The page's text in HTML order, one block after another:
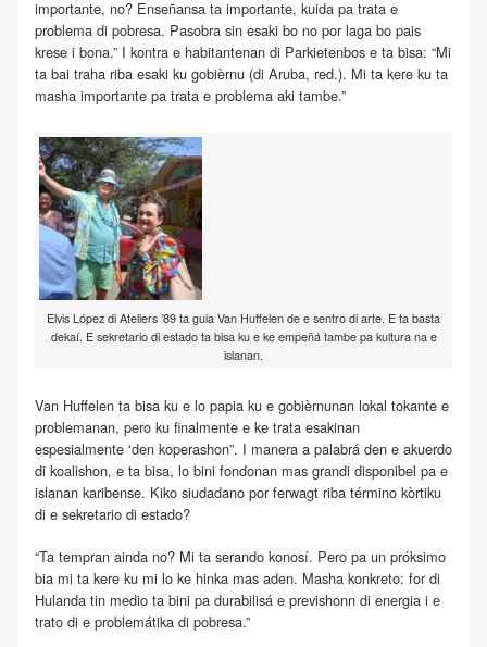
importante, no? Enseñansa ta importante, kuida pa trata e
problema di pobresa. Pasobra sin esaki bo no por laga bo pais
krese i bona.” I kontra e habitantenan di Parkietenbos e ta bisa: “Mi
ta bai traha riba esaki ku gobièrnu (di Aruba, red.). Mi ta kere ku ta
masha importante pa trata e problema aki tambe.”
Elvis López di Ateliers ’89 ta guia Van Huffelen de e sentro di arte. E ta basta
dekaí. E sekretario di estado ta bisa ku e ke empeñá tambe pa kultura na e
islanan.
Van Huffelen ta bisa ku e lo papia ku e gobièrnunan lokal tokante e
problemanan, pero ku finalmente e ke trata esakinan
espesialmente ‘den koperashon”. I manera a palabrá den e akuerdo
di koalishon, e ta bisa, lo bini fondonan mas grandi disponibel pa e
islanan karibense. Kiko siudadano por ferwagt riba término kòrtiku
di e sekretario di estado?
“Ta tempran ainda no? Mi ta serando konosí. Pero pa un próksimo
bia mi ta kere ku mi lo ke hinka mas aden. Masha konkreto: for di
Hulanda tin medio ta bini pa durabilisá e previshonn di energia i e
trato di e problemátika di pobresa.”